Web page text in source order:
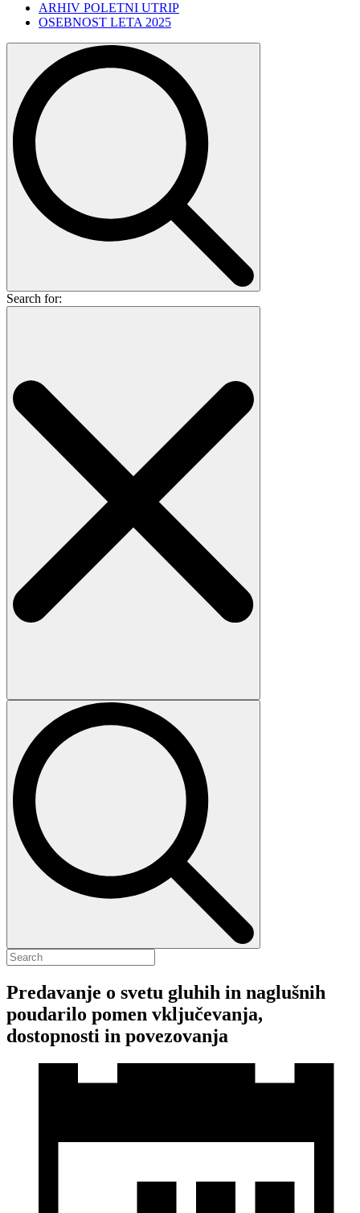
ARHIV POLETNI UTRIP
OSEBNOST LETA 2025
Search for:
Predavanje o svetu gluhih in naglušnih
poudarilo pomen vključevanja,
dostopnosti in povezovanja